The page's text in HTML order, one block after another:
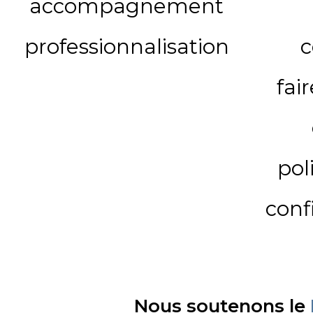
accompagnement
professionnalisation